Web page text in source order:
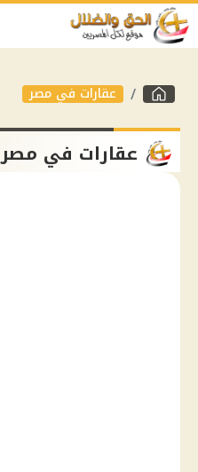
عقارات في مصر
عقارات في مصر